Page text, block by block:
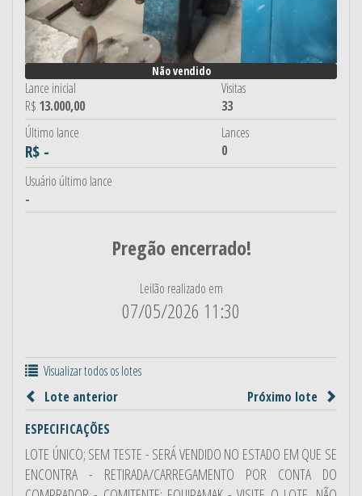
Não vendido
Lance inicial
R$ 13.000,00
Visitas
33
Último lance
R$ -
Lances
0
Usuário último lance
-
Pregão encerrado!
Leilão realizado em
07/05/2026 11:30
Visualizar todos os lotes
Lote anterior
Próximo lote
ESPECIFICAÇÕES
LOTE ÚNICO; SEM TESTE - SERÁ VENDIDO NO ESTADO EM QUE SE
ENCONTRA - RETIRADA/CARREGAMENTO POR CONTA DO